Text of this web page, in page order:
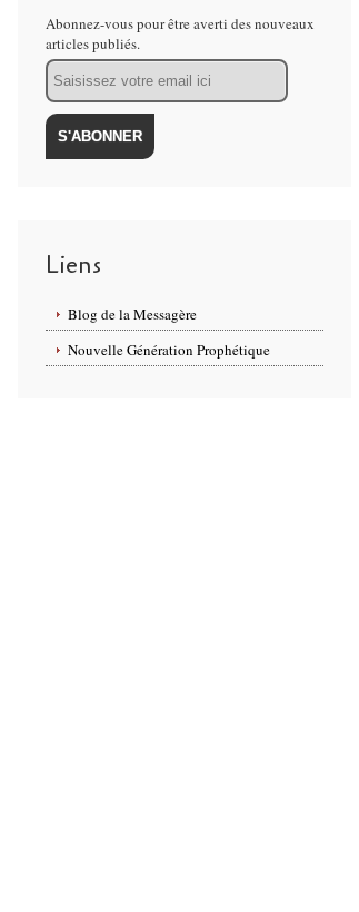
Abonnez-vous pour être averti des nouveaux
articles publiés.
Email
Liens
Blog de la Messagère
Nouvelle Génération Prophétique